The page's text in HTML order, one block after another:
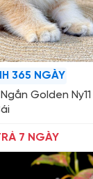
365 NGÀY
Golden Ny11
7 NGÀY